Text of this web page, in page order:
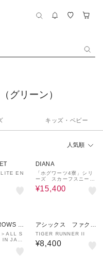
グリーン）
キッズ・ベビー
人気順
EN
DIANA
「ホグワーツ4寮」シリ
ーズ スカーフスニーカ
ー
¥15,400
O
ALL S
JAPA
カー
アシックス ファクト
リーアウトレット
TIGER RUNNER II
¥8,400